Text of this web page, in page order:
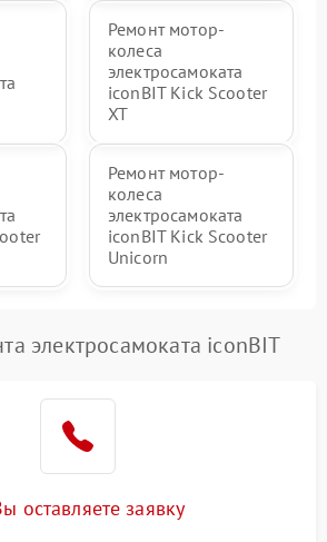
Ремонт мотор-
колеса
электросамоката
iconBIT Kick Scooter
XT
Ремонт мотор-
колеса
электросамоката
iconBIT Kick Scooter
Unicorn
электросамоката iconBIT
оставляете заявку